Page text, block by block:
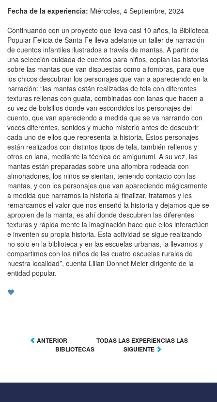
Fecha de la experiencia: Miércoles, 4 Septiembre, 2024
Continuando con un proyecto que lleva casi 10 años, la Biblioteca
Popular Felicia de Santa Fe lleva adelante un taller de narración
de cuentos infantiles ilustrados a través de mantas. A partir de
una selección cuidada de cuentos para niños, copian las historias
sobre las mantas que van dispuestas como alfombras, para que
los chicos descubran los personajes que van a apareciendo en la
narración: “las mantas están realizadas de tela con diferentes
texturas rellenas con guata, combinadas con lanas que hacen a
su vez de bolsillos donde van escondidos los personajes del
cuento, que van apareciendo a medida que se va narrando con
voces diferentes, sonidos y mucho misterio antes de descubrir
cada uno de ellos que representa la historia. Estos personajes
están realizados con distintos tipos de tela, también rellenos y
otros en lana, mediante la técnica de amigurumi. A su vez, las
mantas están preparadas sobre una alfombra rodeada con
almohadones, los niños se sientan, teniendo contacto con las
mantas, y con los personajes que van apareciendo mágicamente
a medida que narramos la historia al finalizar, tratamos y les
remarcamos el valor que nos enseñó la historia y dejamos que se
apropien de la manta, es ahí donde descubren las diferentes
texturas y rápida mente la imaginación hace que ellos interactúen
e inventen su propia historia. Esta actividad se sigue realizando
no solo en la biblioteca y en las escuelas urbanas, la llevamos y
compartimos con los niños de las cuatro escuelas rurales de
nuestra localidad”, cuenta Lilian Donnet Meier dirigente de la
entidad popular.
ANTERIOR
TODAS LAS EXPERIENCIAS LAS
BIBLIOTECAS
SIGUIENTE